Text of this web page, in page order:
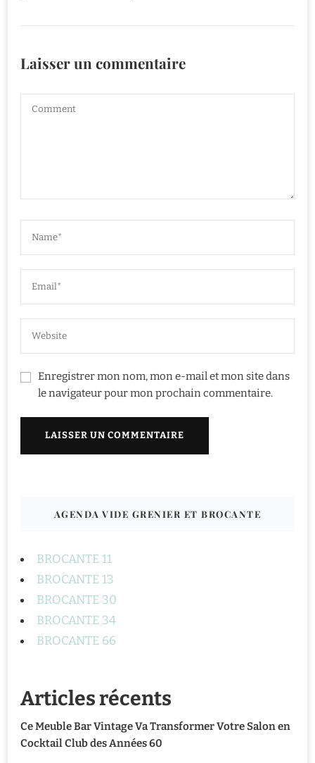
Laisser un commentaire
Enregistrer mon nom, mon e-mail et mon site dans
le navigateur pour mon prochain commentaire.
AGENDA VIDE GRENIER ET BROCANTE
BROCANTE 11
BROCANTE 13
BROCANTE 30
BROCANTE 34
BROCANTE 66
Articles récents
Ce Meuble Bar Vintage Va Transformer Votre Salon en
Cocktail Club des Années 60